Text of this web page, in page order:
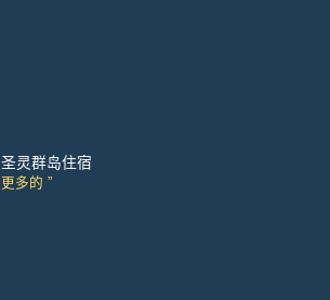
圣灵群岛住宿
更多的 ”